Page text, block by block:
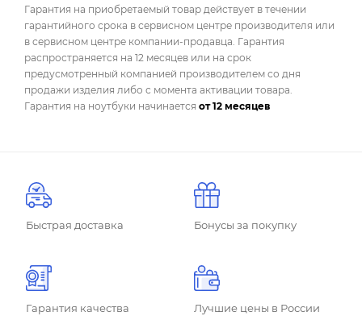
Гарантия на приобретаемый товар действует в течении
гарантийного срока в сервисном центре производителя или
в сервисном центре компании-продавца. Гарантия
распространяется на 12 месяцев или на срок
предусмотренный компанией производителем со дня
продажи изделия либо с момента активации товара.
Гарантия на ноутбуки начинается от 12 месяцев
Быстрая доставка Бонусы за покупку
Гарантия качества Лучшие цены в России